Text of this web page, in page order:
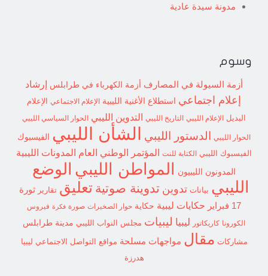
مدونة سيدة عادية
وسوم
أزمة السيولة في المصارف أزمة الكهرباء في طرابلس إرشاد
إعلام اجتماعي استطلاع الأغنية الليبية الإعلام الاجتماعي
الإعلام
البديل الإعلام الليبي التاريخ الليبي التدوين الليبي الحوار السياسي الليبي
الحوار الليبي الدستور الليبي الشأن الليبي الفيسبوك
الفيسبوك الليبي الكتابة للنت المؤتمر الوطني العام المدونات الليبية
المدونون الليبيون المواطن الليبي الوضع
الليبي بيانات تدوين تدوينة صوتية تعليق تقارير
ثورة
17 فبراير
حكايات ليبية حكاية حوار الصخيرات صورة فكرة فيروس
الكورونا كاريكاتور ليبيا ليبيات مجلس النواب الليبي مدينة طرابلس
مشاركات مقال مواجهات مسلحة مواقع التواصل الاجتماعي ليبيا
هدرزة